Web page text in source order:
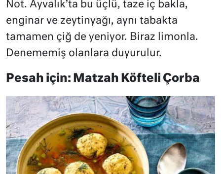
Not. Ayvalık’ta bu üçlü, taze iç bakla,
enginar ve zeytinyağı, aynı tabakta
tamamen çiğ de yeniyor. Biraz limonla.
Denememiş olanlara duyurulur.
Pesah için: Matzah Köfteli Çorba